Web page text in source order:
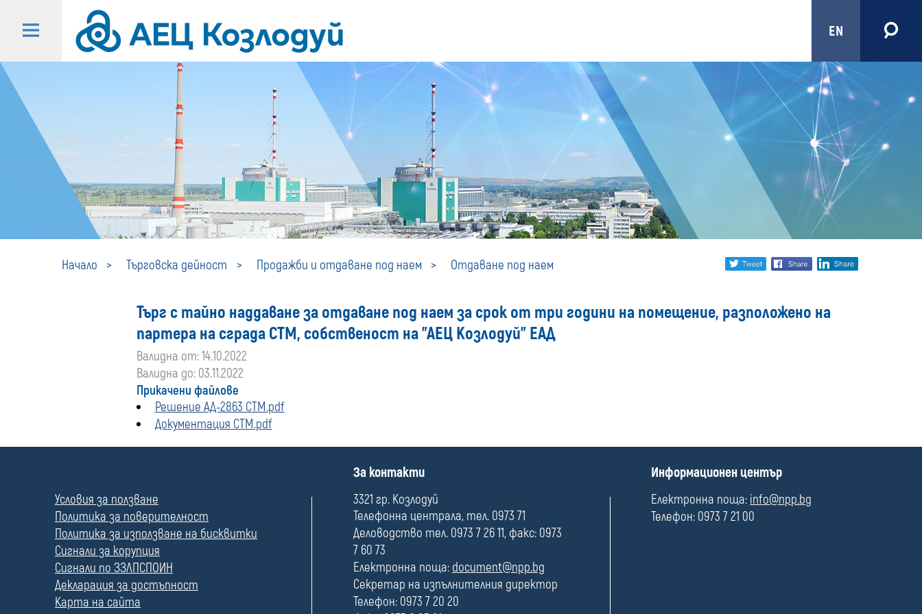
EN
Начало Търговска дейност Продажби и отдаване под наем Отдаване под наем
Отдаване
под
наем
Share
media
twitter facebook
Търг с тайно наддаване за отдаване под наем за срок от три години на помещение, разположено на
партера на сграда СТМ, собственост на "АЕЦ Козлодуй" ЕАД
Валидна от: 14.10.2022
Валидна до: 03.11.2022
Прикачени файлове
Решение АД-2863 СТМ.pdf
Документация СТМ.pdf
л
е
Условия за ползване
Политика за поверителност
Политика за използване на бисквитки
Сигнали за корупция
Сигнали по ЗЗЛПСПОИН
Декларация за достъпност
Карта на сайта
П
л
е
За контакти
3321 гр. Козлодуй
Телефонна централа, тел. 0973 71
Деловодство тел. 0973 7 26 11, факс: 0973
7 60 73
Електронна поща: document@npp.bg
Секретар на изпълнителния директор
Телефон: 0973 7 20 20
П
л
е
Информационен център
Електронна поща: info@npp.bg
Телефон: 0973 7 21 00